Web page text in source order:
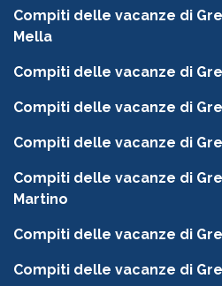
Compiti delle vacanze di
Mella
Compiti delle vacanze di
Compiti delle vacanze di
Compiti delle vacanze di
Compiti delle vacanze di
Martino
Compiti delle vacanze di
Compiti delle vacanze di